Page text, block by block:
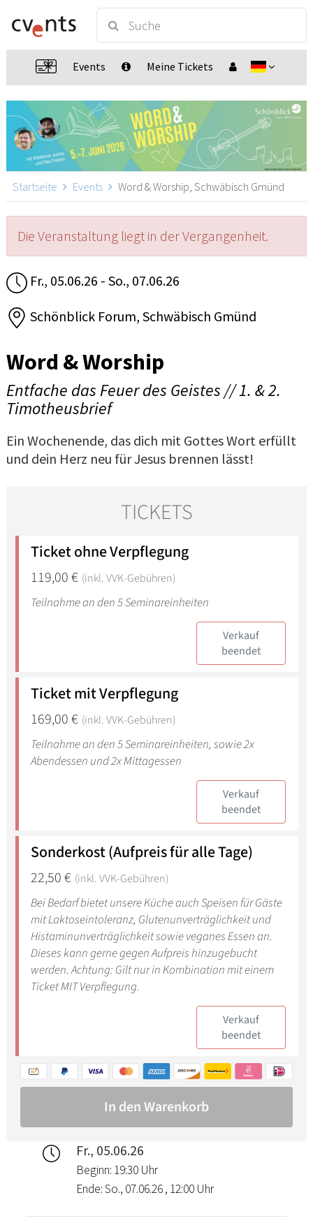
Events Meine Tickets
Startseite Events Word & Worship, Schwäbisch Gmünd
Die Veranstaltung liegt in der Vergangenheit.
Fr., 05.06.26 - So., 07.06.26
Schönblick Forum, Schwäbisch Gmünd
Word & Worship
Entfache das Feuer des Geistes // 1. & 2.
Timotheusbrief
Ein Wochenende, das dich mit Gottes Wort erfüllt
und dein Herz neu für Jesus brennen lässt!
Fr., 05.06.26
Beginn: 19:30 Uhr
Ende: So., 07.06.26 , 12:00 Uhr